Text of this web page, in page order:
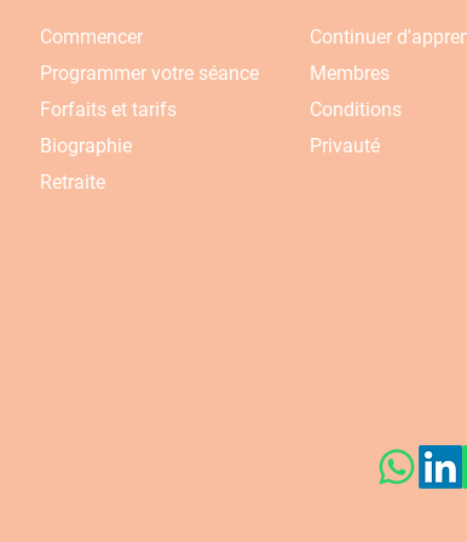
Commencer
Programmer votre séance
Forfaits et tarifs
Biographie
Retraite
Continuer
Membres
Conditions
Privauté